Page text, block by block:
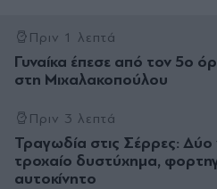
Πριν 1 λεπτά
Γυναίκα έπεσε από τον 5ο
στη Μιχαλακοπούλου
Πριν 3 λεπτά
Τραγωδία στις Σέρρες: Δύο
τροχαίο δυστύχημα,
αυτοκίνητο